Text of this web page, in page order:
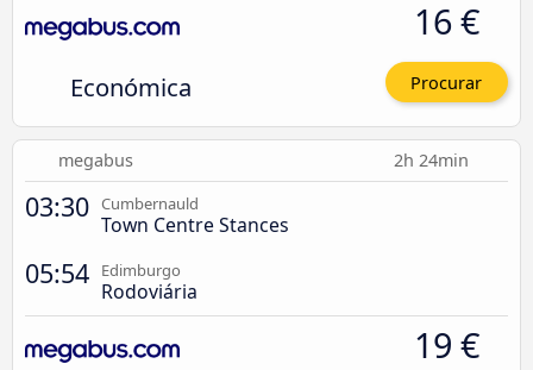
Económica
16 €
Procurar
megabus 2h 24min
03:30 Cumbernauld
Town Centre Stances
05:54 Edimburgo
Rodoviária
19 €